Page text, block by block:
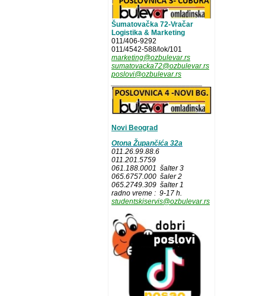
Šumatovačka 72-Vračar
Logistika & Marketing
011/406-9292
011/4542-588/lok/101
marketing@ozbulevar.rs
sumatovacka72@ozbulevar.rs
poslovi@ozbulevar.rs
Novi Beograd
Otona Župančića 32a
011.26.99.88.6
011.201.5759
061.188.0001 šalter 3
065.6757.000 šaler 2
065.2749.309 šalter 1
radno vreme : 9-17 h.
studentskiservis@ozbulevar.rs